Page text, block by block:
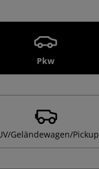
Pkw
Geländewagen/Pickup